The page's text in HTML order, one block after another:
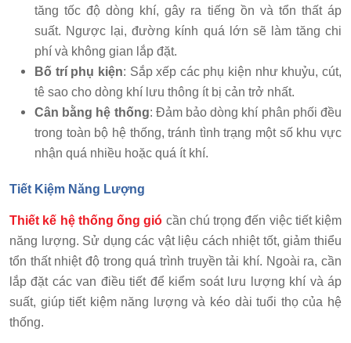
tăng tốc độ dòng khí, gây ra tiếng ồn và tổn thất áp
suất. Ngược lại, đường kính quá lớn sẽ làm tăng chi
phí và không gian lắp đặt.
Bố trí phụ kiện: Sắp xếp các phụ kiện như khuỷu, cút,
tê sao cho dòng khí lưu thông ít bị cản trở nhất.
Cân bằng hệ thống: Đảm bảo dòng khí phân phối đều
trong toàn bộ hệ thống, tránh tình trạng một số khu vực
nhận quá nhiều hoặc quá ít khí.
Tiết Kiệm Năng Lượng
Thiết kế hệ thống ống gió cần chú trọng đến việc tiết kiệm
năng lượng. Sử dụng các vật liệu cách nhiệt tốt, giảm thiểu
tổn thất nhiệt độ trong quá trình truyền tải khí. Ngoài ra, cần
lắp đặt các van điều tiết để kiểm soát lưu lượng khí và áp
suất, giúp tiết kiệm năng lượng và kéo dài tuổi thọ của hệ
thống.